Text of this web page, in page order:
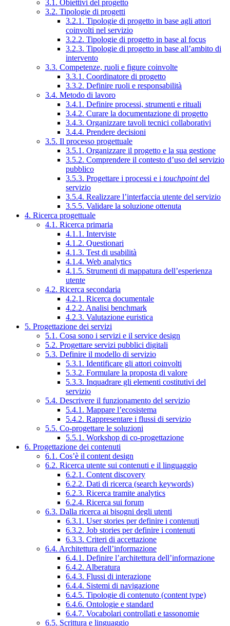
3.1. Obiettivi del progetto
3.2. Tipologie di progetti
3.2.1. Tipologie di progetto in base agli attori
coinvolti nel servizio
3.2.2. Tipologie di progetto in base al focus
3.2.3. Tipologie di progetto in base all’ambito di
intervento
3.3. Competenze, ruoli e figure coinvolte
3.3.1. Coordinatore di progetto
3.3.2. Definire ruoli e responsabilità
3.4. Metodo di lavoro
3.4.1. Definire processi, strumenti e rituali
3.4.2. Curare la documentazione di progetto
3.4.3. Organizzare tavoli tecnici collaborativi
3.4.4. Prendere decisioni
3.5. Il processo progettuale
3.5.1. Organizzare il progetto e la sua gestione
3.5.2. Comprendere il contesto d’uso del servizio
pubblico
3.5.3. Progettare i processi e i touchpointdel
servizio
3.5.4. Realizzare l’interfaccia utente del servizio
3.5.5. Validare la soluzione ottenuta
4. Ricerca progettuale
4.1. Ricerca primaria
4.1.1. Interviste
4.1.2. Questionari
4.1.3. Test di usabilità
4.1.4. Web analytics
4.1.5. Strumenti di mappatura dell’esperienza
utente
4.2. Ricerca secondaria
4.2.1. Ricerca documentale
4.2.2. Analisi benchmark
4.2.3. Valutazione euristica
5. Progettazione dei servizi
5.1. Cosa sono i servizi e il service design
5.2. Progettare servizi pubblici digitali
5.3. Definire il modello di servizio
5.3.1. Identificare gli attori coinvolti
5.3.2. Formulare la proposta di valore
5.3.3. Inquadrare gli elementi costitutivi del
servizio
5.4. Descrivere il funzionamento del servizio
5.4.1. Mappare l’ecosistema
5.4.2. Rappresentare i flussi di servizio
5.5. Co-progettare le soluzioni
5.5.1. Workshop di co-progettazione
6. Progettazione dei contenuti
6.1. Cos’è il content design
6.2. Ricerca utente sui contenuti e il linguaggio
6.2.1. Content discovery
6.2.2. Dati di ricerca (search keywords)
6.2.3. Ricerca tramite analytics
6.2.4. Ricerca sui forum
6.3. Dalla ricerca ai bisogni degli utenti
6.3.1. User stories per definire i contenuti
6.3.2. Job stories per definire i contenuti
6.3.3. Criteri di accettazione
6.4. Architettura dell’informazione
6.4.1. Definire l’architettura dell’informazione
6.4.2. Alberatura
6.4.3. Flussi di interazione
6.4.4. Sistemi di navigazione
6.4.5. Tipologie di contenuto (content type)
6.4.6. Ontologie e standard
6.4.7. Vocabolari controllati e tassonomie
6.5. Scrittura e linguaggio